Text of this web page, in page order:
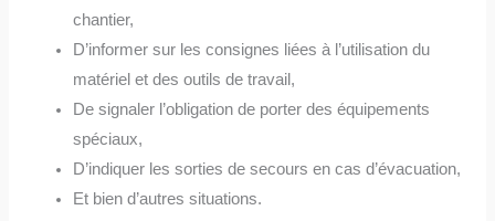
chantier,
D’informer sur les consignes liées à l’utilisation du
matériel et des outils de travail,
De signaler l’obligation de porter des équipements
spéciaux,
D’indiquer les sorties de secours en cas d’évacuation,
Et bien d’autres situations.